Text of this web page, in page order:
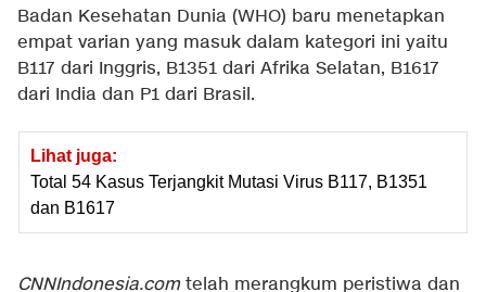
Badan Kesehatan Dunia (WHO) baru menetapkan
empat varian yang masuk dalam kategori ini yaitu
B117 dari Inggris, B1351 dari Afrika Selatan, B1617
dari India dan P1 dari Brasil.
Lihat juga:
Total 54 Kasus Terjangkit Mutasi Virus B117, B1351
dan B1617
CNNIndonesia.comtelah merangkum peristiwa dan